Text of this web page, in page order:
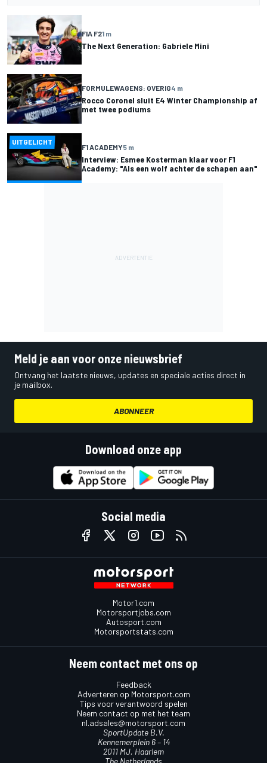
FIA F21 m
The Next Generation: Gabriele Mini
FORMULEWAGENS: OVERIG4 m
Rocco Coronel sluit E4 Winter Championship af
met twee podiums
UITGELICHT
F1 ACADEMY5 m
Interview: Esmee Kosterman klaar voor F1
Academy: "Als een wolf achter de schapen aan"
Meld je aan voor onze nieuwsbrief
Ontvang het laatste nieuws, updates en speciale acties direct in
je mailbox.
ABONNEER
Download onze app
Social media
Motor1.com
Motorsportjobs.com
Autosport.com
Motorsportstats.com
Neem contact met ons op
Feedback
Adverteren op Motorsport.com
Tips voor verantwoord spelen
Neem contact op met het team
nl.adsales@motorsport.com
SportUpdate B.V.
Kennemerplein 6 – 14
2011 MJ, Haarlem